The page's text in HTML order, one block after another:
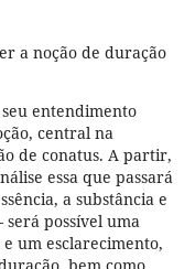
a noção de duração
entendimento
central na
de conatus. A partir,
essa que passará
a substância e
será possível uma
um esclarecimento,